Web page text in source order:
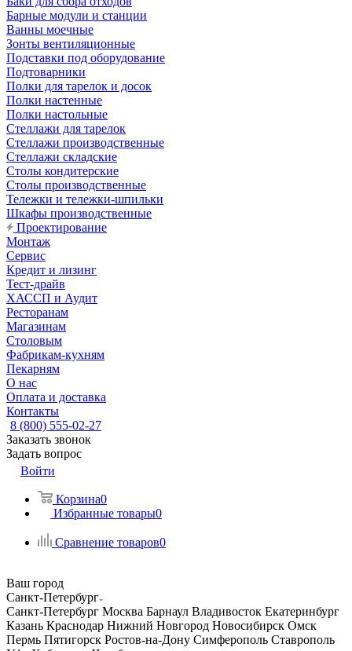
Барные модули и станции
Ванны моечные
Зонты вентиляционные
Подставки под оборудование
Подтоварники
Полки для тарелок и досок
Полки настенные
Полки настольные
Стеллажи для тарелок
Стеллажи производственные
Стеллажи складские
Столы кондитерские
Столы производственные
Тележки и тележки-шпильки
Шкафы производственные
Проектирование
Монтаж
Сервис
Кредит и лизинг
Тест-драйв
ХАССП и Аудит
Ресторанам
Магазинам
Столовым
Фабрикам-кухням
Пекарням
О нас
Оплата и доставка
Контакты
8 (800) 555-02-27
Заказать звонок
Задать вопрос
Войти
Корзина0
Избранные товары0
Сравнение товаров0
Ваш город
Санкт-Петербург
Санкт-Петербург Москва Барнаул Владивосток Екатеринбург
Казань Краснодар Нижний Новгород Новосибирск Омск
Пермь Пятигорск Ростов-на-Дону Симферополь Ставрополь